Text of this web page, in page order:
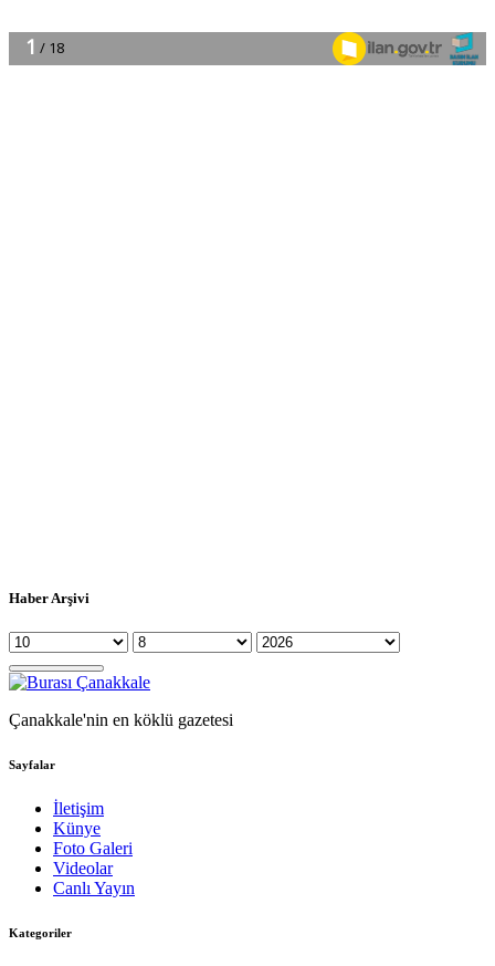
Haber Arşivi
Çanakkale'nin en köklü gazetesi
Sayfalar
İletişim
Künye
Foto Galeri
Videolar
Canlı Yayın
Kategoriler